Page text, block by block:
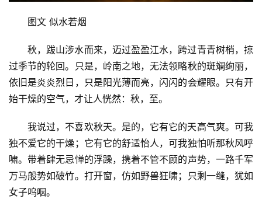
图文 似水若烟
秋，跋山涉水而来，迈过盈盈江水，跨过青青树梢，掠
过季节的轮回。只是，岭南之地，无法领略秋的斑斓绚丽，
依旧是炎炎烈日，只是阳光薄而亮，闪闪的会耀眼。只有开
始干燥的空气，才让人恍然：秋，至。
我说过，不喜欢秋天。是的，它有它的天高气爽。可我
独不爱它的干燥；它有它的舒适怡人，可我独怕听那秋风呼
啸。带着肆无忌惮的浮躁，携着不管不顾的声势，一路千军
万马般势如破竹。打开窗，仿如野兽狂啸；只剩一缝，犹如
女子呜咽。